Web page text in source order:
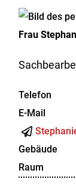
Frau
Telefon
E-Mail
Gebäude
Raum